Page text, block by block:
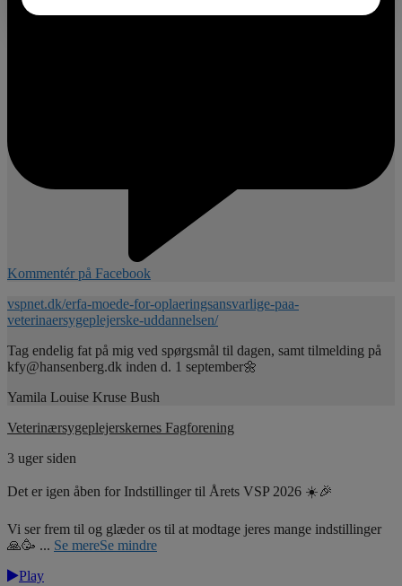
Kommentér på Facebook
vspnet.dk/erfa-moede-for-oplaeringsansvarlige-paa-
veterinaersygeplejerske-uddannelsen/
Tag endelig fat på mig ved spørgsmål til dagen, samt tilmelding på
kfy@hansenberg.dk inden d. 1 september🌼
Yamila Louise Kruse Bush
Veterinærsygeplejerskernes Fagforening
3 uger siden
Det er igen åben for Indstillinger til Årets VSP 2026 ☀️🎉
Vi ser frem til og glæder os til at modtage jeres mange indstillinger
🙏🥳 ... Se mereSe mindre
Play